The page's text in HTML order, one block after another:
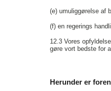
(e) umuliggørelse af
(f) en regerings
12.3 Vores
gøre vort bedste for
Herunder er